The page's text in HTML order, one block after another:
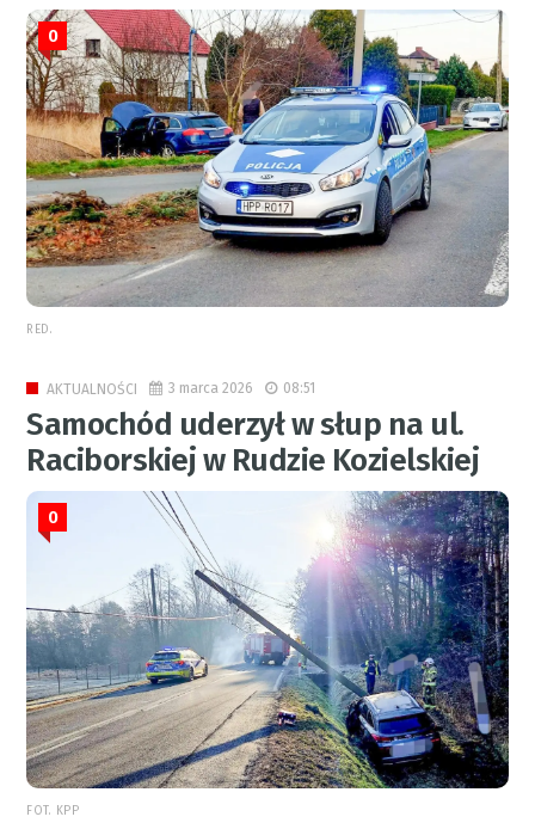
0
RED.
AKTUALNOŚCI 3 marca 2026 08:51
Samochód uderzył w słup na ul.
Raciborskiej w Rudzie Kozielskiej
0
FOT. KPP